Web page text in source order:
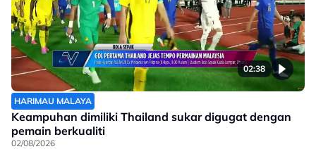
02:38
HARIMAU MALAYA
Keampuhan dimiliki Thailand sukar digugat dengan
pemain berkualiti
02/08/2026